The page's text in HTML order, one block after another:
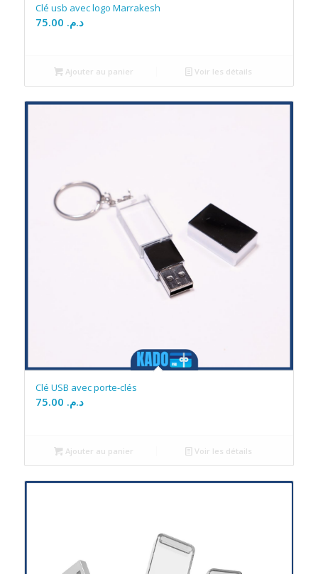
Clé usb avec logo Marrakesh
د.م.
Ajouter au panier Voir les détails
Clé USB avec porte-clés
د.م.
Ajouter au panier Voir les détails